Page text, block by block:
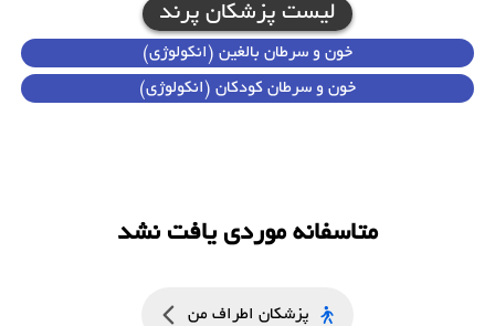
لیست پزشکان پرند
خون و سرطان بالغین (انکولوژی)
خون و سرطان کودکان (انکولوژی)
متاسفانه موردی یافت نشد
پزشکان اطراف من